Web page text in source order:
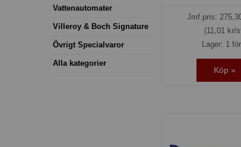
Vattenautomater
Villeroy & Boch Signature
Övrigt Specialvaror
Alla kategorier
Jmf.pris:
(11,01 kr/
Lager: 1
Köp »